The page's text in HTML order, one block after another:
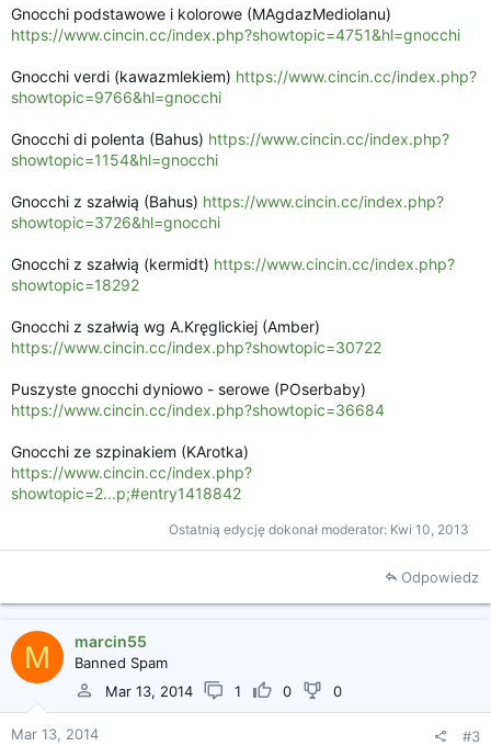
ę
c
a
Gnocchi podstawowe i kolorowe (MAgdazMediolanu)
https://www.cincin.cc/index.php?showtopic=4751&hl=gnocchi
Gnocchi verdi (kawazmlekiem) https://www.cincin.cc/index.php?
showtopic=9766&hl=gnocchi
Gnocchi di polenta (Bahus) https://www.cincin.cc/index.php?
showtopic=1154&hl=gnocchi
Gnocchi z szałwią (Bahus) https://www.cincin.cc/index.php?
showtopic=3726&hl=gnocchi
Gnocchi z szałwią (kermidt) https://www.cincin.cc/index.php?
showtopic=18292
Gnocchi z szałwią wg A.Kręglickiej (Amber)
https://www.cincin.cc/index.php?showtopic=30722
Puszyste gnocchi dyniowo - serowe (POserbaby)
https://www.cincin.cc/index.php?showtopic=36684
Gnocchi ze szpinakiem (KArotka)
https://www.cincin.cc/index.php?
showtopic=2...p;#entry1418842
Ostatnią edycję dokonał moderator: Kwi 10, 2013
Odpowiedz
M marcin55
Banned Spam
Mar 13, 2014
1 0 0
Mar 13, 2014 #3